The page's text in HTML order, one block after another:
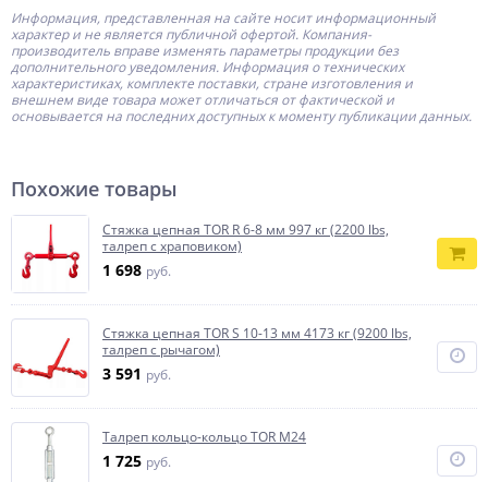
Информация, представленная на сайте носит информационный
характер и не является публичной офертой. Компания-
производитель вправе изменять параметры продукции без
дополнительного уведомления. Информация о технических
характеристиках, комплекте поставки, стране изготовления и
внешнем виде товара может отличаться от фактической и
основывается на последних доступных к моменту публикации данных.
Похожие товары
Стяжка цепная TOR R 6-8 мм 997 кг (2200 lbs,
талреп с храповиком)
1 698 руб.
Стяжка цепная TOR S 10-13 мм 4173 кг (9200 lbs,
талреп с рычагом)
3 591 руб.
Талреп кольцо-кольцо TOR М24
1 725 руб.